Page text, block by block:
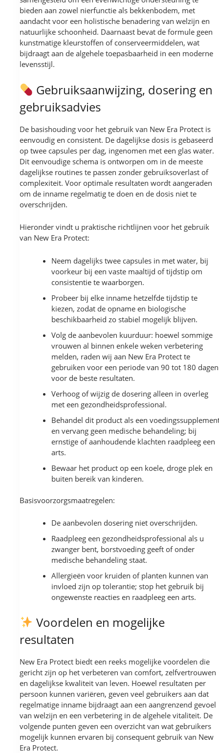
bieden aan zowel nierfunctie als bekkenbodem, met
aandacht voor een holistische benadering van welzijn en
natuurlijke schoonheid. Daarnaast bevat de formule geen
kunstmatige kleurstoffen of conserveermiddelen, wat
bijdraagt aan de algehele toepasbaarheid in een moderne
levensstijl.
Gebruiksaanwijzing, dosering en
gebruiksadvies
De basishouding voor het gebruik van New Era Protect is
eenvoudig en consistent. De dagelijkse dosis is gebaseerd
op twee capsules per dag, ingenomen met een glas water.
Dit eenvoudige schema is ontworpen om in de meeste
dagelijkse routines te passen zonder gebruiksoverlast of
complexiteit. Voor optimale resultaten wordt aangeraden
om de inname regelmatig te doen en de dosis niet te
overschrijden.
Hieronder vindt u praktische richtlijnen voor het gebruik
van New Era Protect:
Neem dagelijks twee capsules in met water, bij
voorkeur bij een vaste maaltijd of tijdstip om
consistentie te waarborgen.
Probeer bij elke inname hetzelfde tijdstip te
kiezen, zodat de opname en biologische
beschikbaarheid zo stabiel mogelijk blijven.
Volg de aanbevolen kuurduur: hoewel sommige
vrouwen al binnen enkele weken verbetering
melden, raden wij aan New Era Protect te
gebruiken voor een periode van 90 tot 180 dagen
voor de beste resultaten.
Verhoog of wijzig de dosering alleen in overleg
met een gezondheidsprofessional.
Behandel dit product als een
en vervang geen medische behandeling; bij
ernstige of aanhoudende klachten raadpleeg een
arts.
Bewaar het product op een koele, droge plek en
buiten bereik van kinderen.
Basisvoorzorgsmaatregelen:
De aanbevolen dosering niet overschrijden.
Raadpleeg een gezondheidsprofessional als u
zwanger bent, borstvoeding geeft of onder
medische behandeling staat.
Allergieën voor kruiden of planten kunnen van
invloed zijn op tolerantie; stop het gebruik bij
ongewenste reacties en raadpleeg een arts.
Voordelen en mogelijke
resultaten
New Era Protect biedt een reeks mogelijke voordelen die
gericht zijn op het verbeteren van comfort, zelfvertrouwen
en dagelijkse kwaliteit van leven. Hoewel resultaten per
persoon kunnen variëren, geven veel gebruikers aan dat
regelmatige inname bijdraagt aan een aangrenzend gevoel
van welzijn en een verbetering in de algehele vitaliteit. De
volgende punten geven een overzicht van wat gebruikers
mogelijk kunnen ervaren bij consequent gebruik van New
Era Protect.